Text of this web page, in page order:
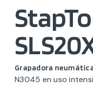
Grapadora neumática
N3045 en uso